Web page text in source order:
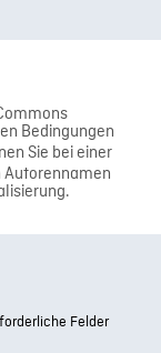
Bedingungen
Sie bei einer
Felder